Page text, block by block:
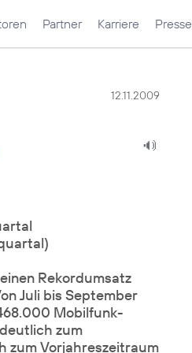
Partner Karriere Presse
12.11.2009
Rekordumsatz
Juli bis September
Mobilfunk-
zum
zum Vorjahreszeitraum